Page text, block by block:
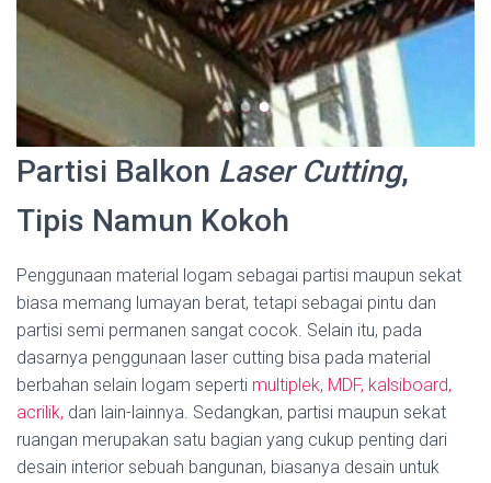
Partisi Balkon Laser Cutting,
Tipis Namun Kokoh
Penggunaan material logam sebagai partisi maupun sekat
biasa memang lumayan berat, tetapi sebagai pintu dan
partisi semi permanen sangat cocok. Selain itu, pada
dasarnya penggunaan laser cutting bisa pada material
berbahan selain logam seperti multiplek, MDF, kalsiboard,
acrilik, dan lain-lainnya. Sedangkan, partisi maupun sekat
ruangan merupakan satu bagian yang cukup penting dari
desain interior sebuah bangunan, biasanya desain untuk